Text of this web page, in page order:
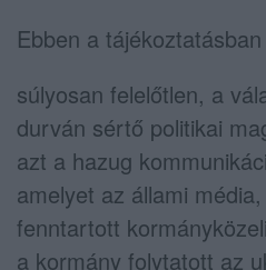
Ebben a
súlyosan felelőtlen, a
durván sértő politikai
azt a hazug
amelyet az állami
fenntartott
a kormány folytatott az